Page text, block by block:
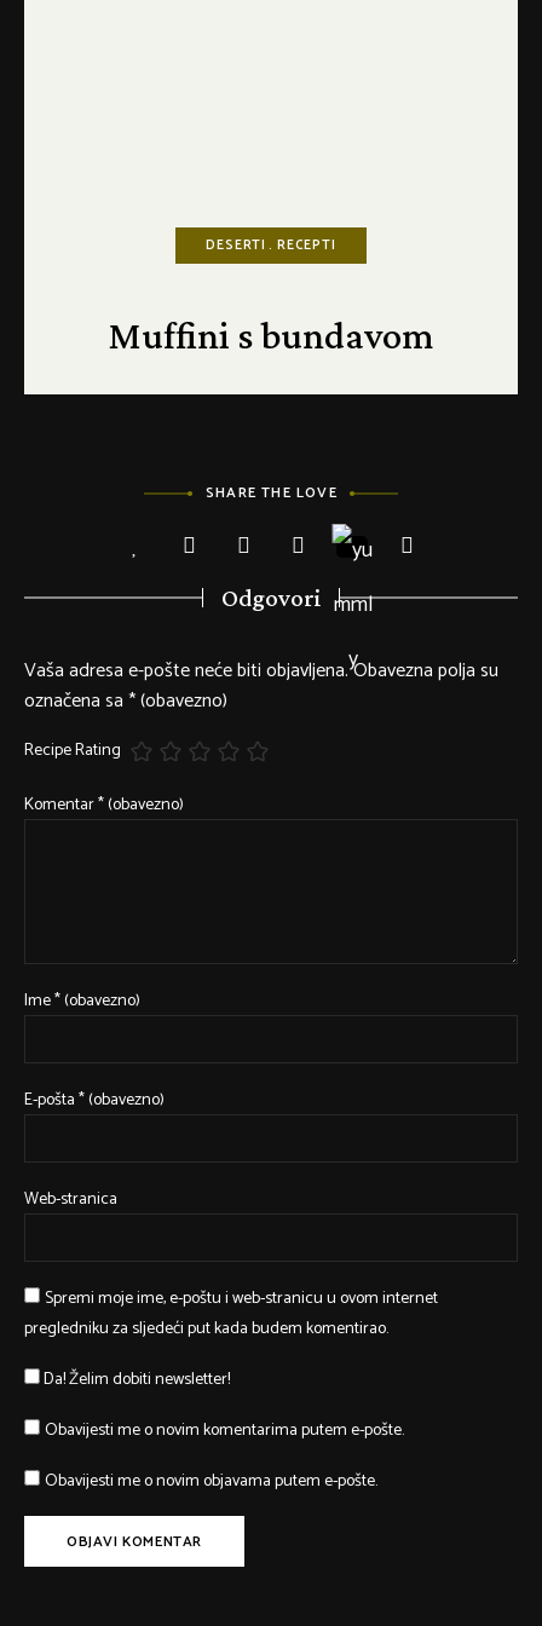
DESERTI RECEPTI
Muffini s bundavom
SHARE THE LOVE
Odgovori
Vaša adresa e-pošte neće biti objavljena.Obavezna polja su
označena sa* (obavezno)
Recipe Rating
Komentar* (obavezno)
Ime* (obavezno)
E-pošta* (obavezno)
Web-stranica
Spremi moje ime, e-poštu i web-stranicu u ovom internet
pregledniku za sljedeći put kada budem komentirao.
Da! Želim dobiti newsletter!
Obavijesti me o novim komentarima putem e-pošte.
Obavijesti me o novim objavama putem e-pošte.